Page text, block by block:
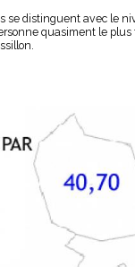
se distinguent avec le
quasiment le